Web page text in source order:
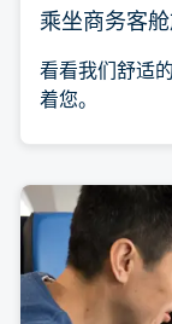
乘坐商务客
看看我们舒适
着您。